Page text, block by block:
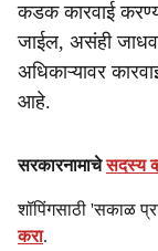
कडक कारवाई
जाईल, असंही
अधिकाऱ्यावर
आहे.
सरकारनामाचेसदस्य
शॉपिंगसाठी 'सकाळ
करा.